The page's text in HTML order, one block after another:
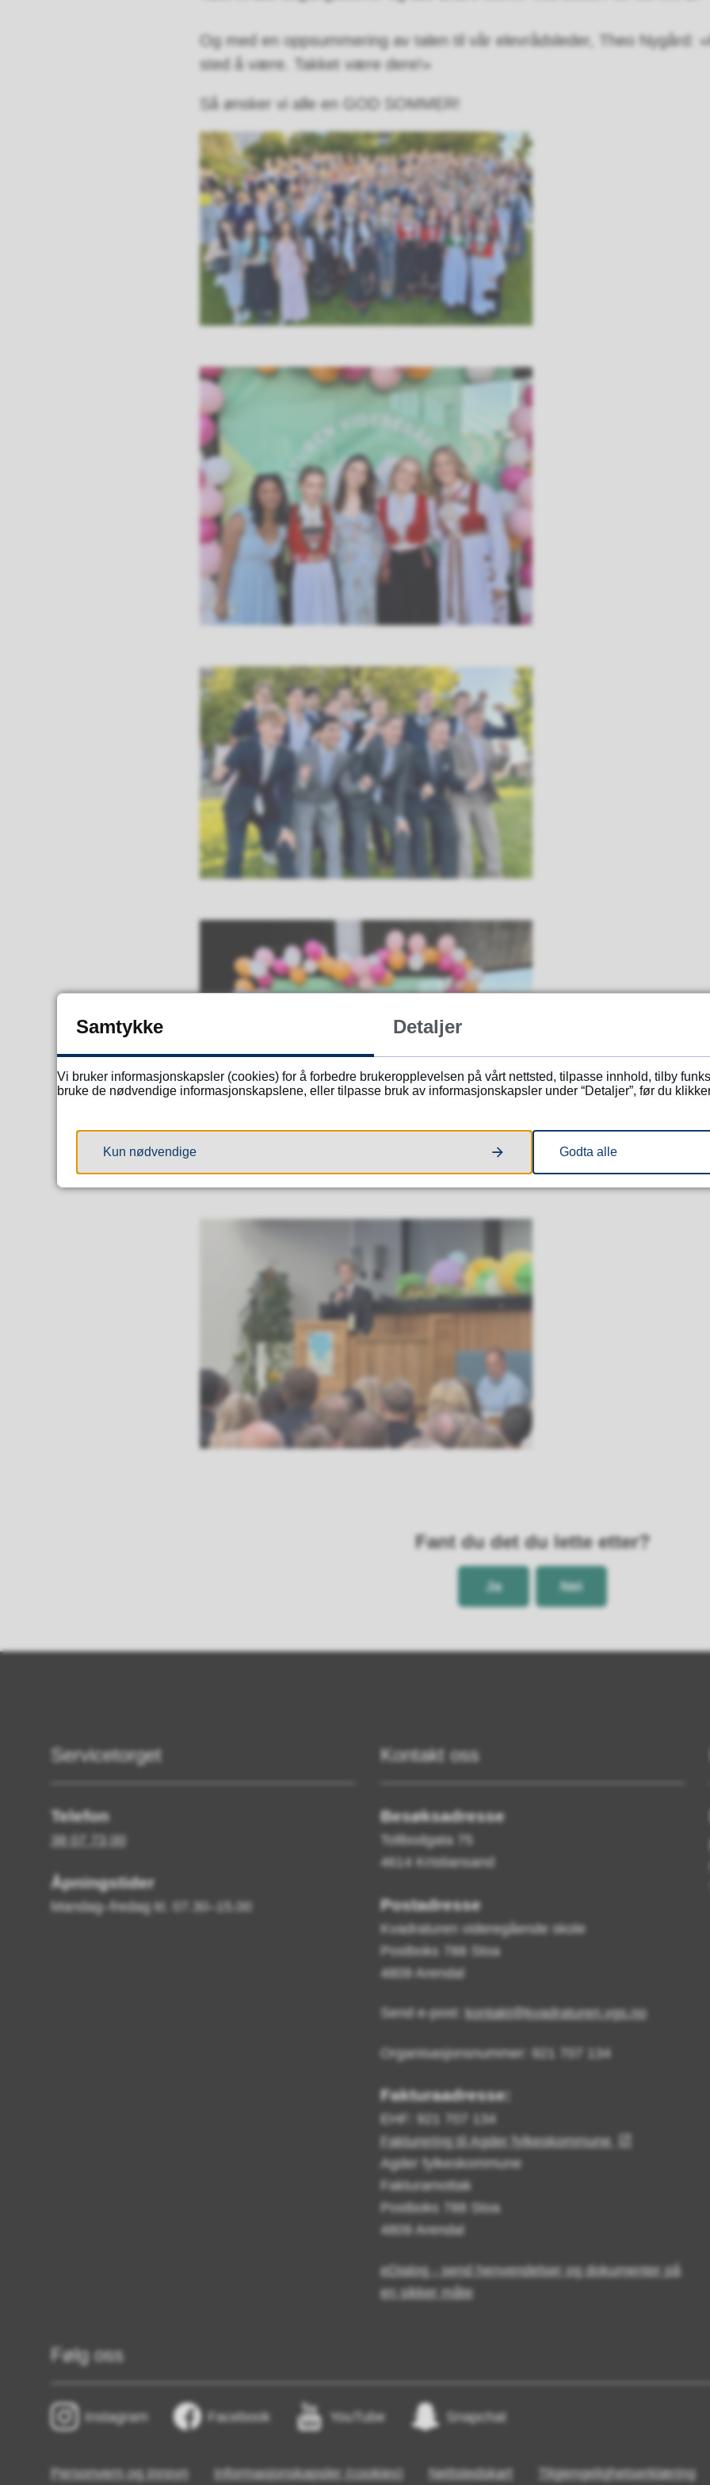
Og med en oppsummering av talen til vår elevrådsleder, Theo Nygård:
sted å være. Takket være dere!»
Så ønsker vi alle en GOD SOMMER!
Fant du det du lette etter?
Ja Nei
Servicetorget
Telefon
38 07 73 00
Åpningstider
Mandag–fredag kl. 07.30–15.00
Kontakt oss
Besøksadresse
Tollbodgata 75
4614 Kristiansand
Postadresse
Kvadraturen videregående skole
Postboks 788 Stoa
4809 Arendal
Send e-post: kontakt@kvadraturen.vgs.no
Organisasjonsnummer: 921 707 134
Fakturaadresse:
EHF: 921 707 134
Fakturering til Agder fylkeskommune
Agder fylkeskommune
Fakturamottak
Postboks 788 Stoa
4809 Arendal
eDialog - send henvendelser og dokumenter på
en sikker måte
Følg oss
Instagram Facebook YouTube Snapchat
Personvern og innsyn Informasjonskapsler (cookies) Nettstedskart Tilgjengelighetserklæring
Samtykke Detaljer
Vi bruker informasjonskapsler (cookies) for å forbedre brukeropplevelsen på vårt nettsted, tilpasse innhold, tilby
bruke de nødvendige informasjonskapslene, eller tilpasse bruk av informasjonskapsler under “Detaljer”, før du
Kun nødvendige Godta alle